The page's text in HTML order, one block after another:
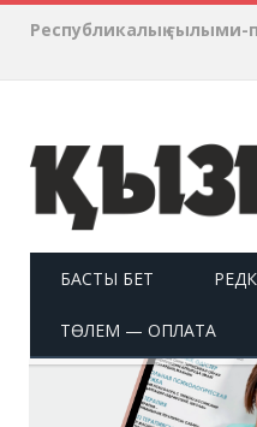
Республикалық
БАСТЫ БЕТ
ТӨЛЕМ — ОПЛАТА